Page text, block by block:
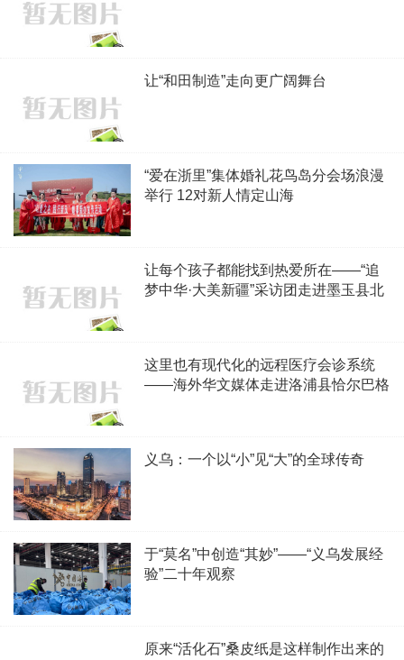
让“和田制造”走向更广阔舞台
“爱在浙里”集体婚礼花鸟岛分会场浪漫
举行 12对新人情定山海
让每个孩子都能找到热爱所在——“追
梦中华·大美新疆”采访团走进墨玉县北
这里也有现代化的远程医疗会诊系统
——海外华文媒体走进洛浦县恰尔巴格
义乌：一个以“小”见“大”的全球传奇
于“莫名”中创造“其妙”——“义乌发展经
验”二十年观察
原来“活化石”桑皮纸是这样制作出来的